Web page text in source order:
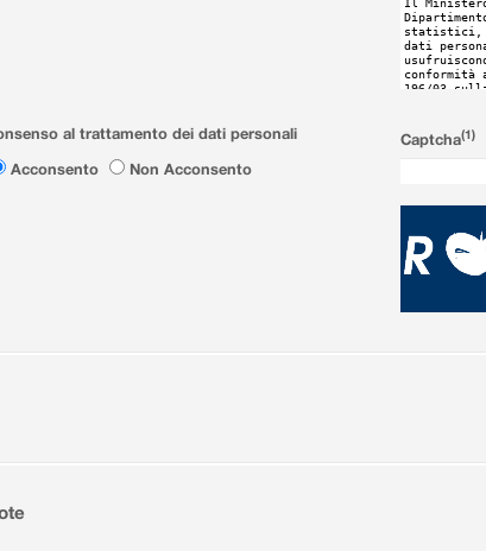
al trattamento dei dati personali
Acconsento
Non Acconsento
Captcha(1)